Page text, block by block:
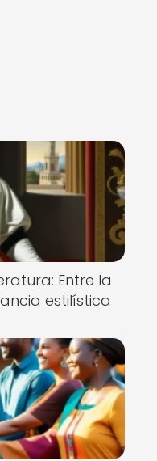
Entre la
estilística